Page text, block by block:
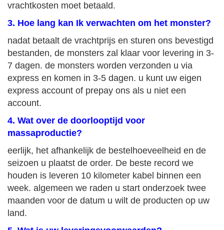
vrachtkosten moet betaald.
3. Hoe lang kan Ik verwachten om het monster?
nadat betaalt de vrachtprijs en sturen ons bevestigd
bestanden, de monsters zal klaar voor levering in 3-
7 dagen. de monsters worden verzonden u via
express en komen in 3-5 dagen. u kunt uw eigen
express account of prepay ons als u niet een
account.
4. Wat over de doorlooptijd voor
massaproductie?
eerlijk, het afhankelijk de bestelhoeveelheid en de
seizoen u plaatst de order. De beste record we
houden is leveren 10 kilometer kabel binnen een
week. algemeen we raden u start onderzoek twee
maanden voor de datum u wilt de producten op uw
land.